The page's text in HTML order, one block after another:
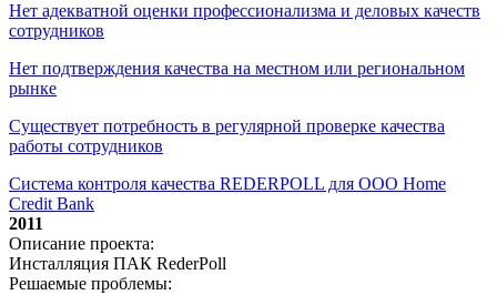
Нет адекватной оценки профессионализма и деловых качеств
сотрудников
Нет подтверждения качества на местном или региональном
рынке
Существует потребность в регулярной проверке качества
работы сотрудников
Система контроля качества REDERPOLL для ООО Home
Credit Bank
2011
Описание проекта:
Инсталляция ПАК RederPoll
Решаемые проблемы: